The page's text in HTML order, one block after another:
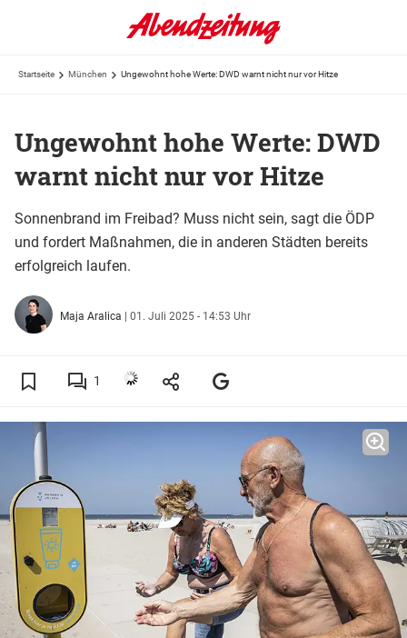
Startseite München Ungewohnt hohe Werte: DWD warnt nicht nur vor Hitze
Ungewohnt hohe Werte: DWD
warnt nicht nur vor Hitze
Sonnenbrand im Freibad? Muss nicht sein, sagt die ÖDP
und fordert Maßnahmen, die in anderen Städten bereits
erfolgreich laufen.
Maja Aralica | 01. Juli 2025 - 14:53 Uhr
1